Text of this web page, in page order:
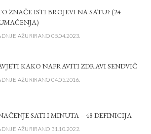
ZNAČE ISTI BROJEVI NA SATU? (24
AŽURIRANO 05.04.2023.
KAKO NAPRAVITI ZDRAVI SENDVIČ
AŽURIRANO 04.05.2016.
SATI I MINUTA – 48 DEFINICIJA
AŽURIRANO 31.10.2022.